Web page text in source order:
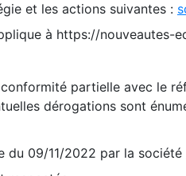
et les actions suivantes :
à https://nouveautes-
partielle avec le
dérogations sont
du 09/11/2022 par la société